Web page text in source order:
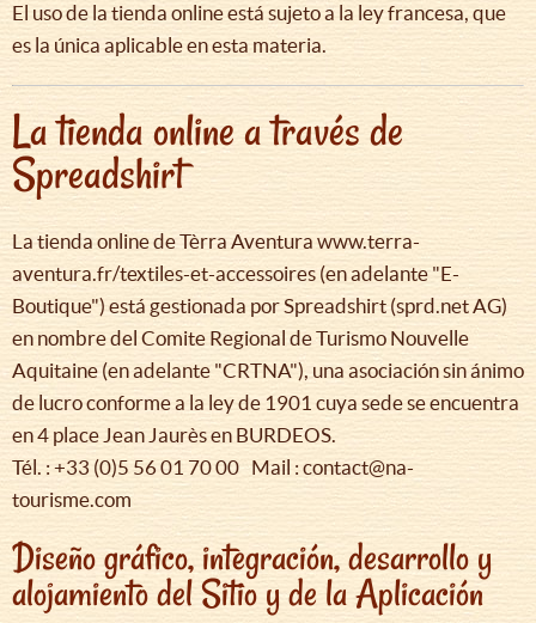
El uso de la tienda online está sujeto a la ley francesa, que
es la única aplicable en esta materia.
La tienda online a través de
Spreadshirt
La tienda online de Tèrra Aventura www.terra-
aventura.fr/textiles-et-accessoires (en adelante "E-
Boutique") está gestionada por Spreadshirt (sprd.net AG)
en nombre del Comite Regional de Turismo Nouvelle
Aquitaine (en adelante "CRTNA"), una asociación sin ánimo
de lucro conforme a la ley de 1901 cuya sede se encuentra
en 4 place Jean Jaurès en BURDEOS.
Tél. : +33 (0)5 56 01 70 00 Mail : contact@na-
tourisme.com
Diseño gráfico, integración, desarrollo y
alojamiento del Sitio y de la Aplicación